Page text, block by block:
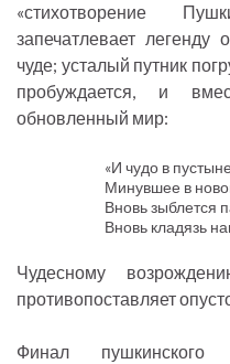
«стихотворение
запечатлевает
чуде; усталый путник
пробуждается, и
обновленный мир:
«И чудо в
Минувшее в
Вновь зыблется
Вновь кладязь
Чудесному
противопоставляет
Финал